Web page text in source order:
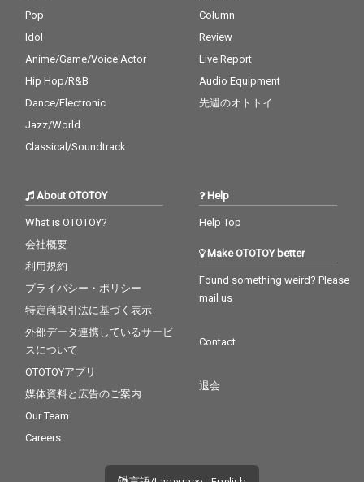
Pop
Idol
Anime/Game/Voice Actor
Hip Hop/R&B
Dance/Electronic
Jazz/World
Classical/Soundtrack
Column
Review
Live Report
Audio Equipment
先週のオトトイ
About OTOTOY
What is OTOTOY?
会社概要
利用規約
プライバシー・ポリシー
特定商取引法に基づく表示
外部データ連携しているサービ
スについて
OTOTOYアプリ
媒体資料と広告のご案内
Our Team
Careers
Help
Help Top
Make OTOTOY better
Found something weird? Please
mail us
Contact
退会